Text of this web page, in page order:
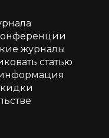
журналы
статью